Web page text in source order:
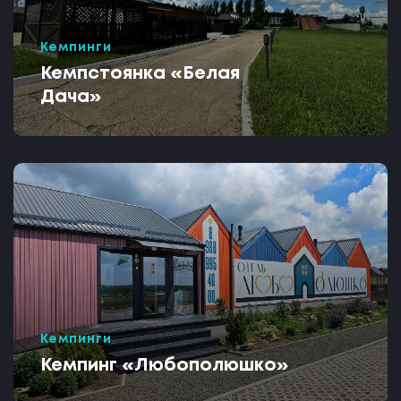
Кемпинги
Кемпстоянка «Белая
Дача»
Кемпинги
Кемпинг «Любополюшко»